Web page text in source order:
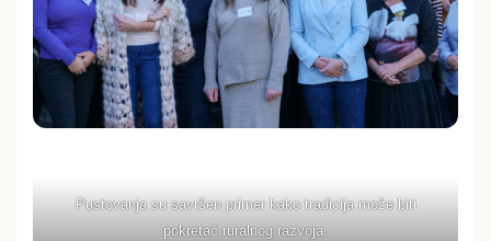
Pustovanja su savršen primer kako tradicija može biti
pokretač ruralnog razvoja.